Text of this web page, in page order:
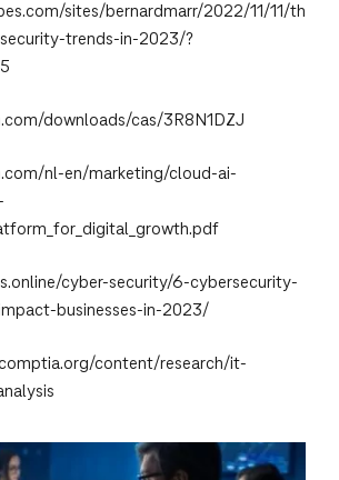
sites/bernardmarr/2022/11/11/th
trends-in-2023/?
downloads/cas/3R8N1DZJ
nl-en/marketing/cloud-ai-
cyber-security/6-cybersecurity-
businesses-in-2023/
content/research/it-